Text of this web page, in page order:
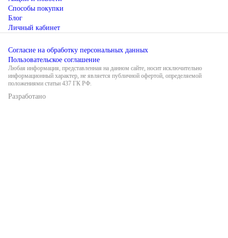
Способы покупки
Блог
Личный кабинет
Согласие на обработку персональных данных
Пользовательское соглашение
Любая информация, представленная на данном сайте, носит исключительно
информационный характер, не является публичной офертой, определяемой
положениями статьи 437 ГК РФ.
Разработано